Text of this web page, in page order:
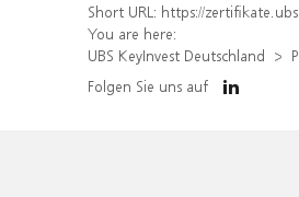
Short URL: https://zertifikate.ubs.com/produkt/detail/
You are here:
UBS KeyInvest Deutschland
Folgen Sie uns auf